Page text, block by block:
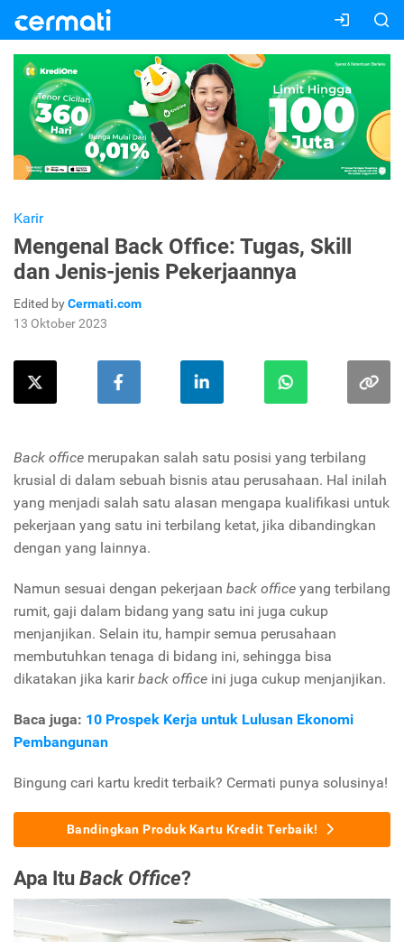
Karir
Mengenal Back Office: Tugas, Skill
dan Jenis-jenis Pekerjaannya
Edited byCermati.com
13 Oktober 2023
Back office merupakan salah satu posisi yang terbilang
krusial di dalam sebuah bisnis atau perusahaan. Hal inilah
yang menjadi salah satu alasan mengapa kualifikasi untuk
pekerjaan yang satu ini terbilang ketat, jika dibandingkan
dengan yang lainnya.
Namun sesuai dengan pekerjaan back office yang terbilang
rumit, gaji dalam bidang yang satu ini juga cukup
menjanjikan. Selain itu, hampir semua perusahaan
membutuhkan tenaga di bidang ini, sehingga bisa
dikatakan jika karirback office ini juga cukup menjanjikan.
Baca juga: 10 Prospek Kerja untuk Lulusan Ekonomi
Pembangunan
Bingung cari kartu kredit terbaik? Cermati punya solusinya!
Bandingkan Produk Kartu Kredit Terbaik!
Apa ItuBack Office?